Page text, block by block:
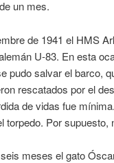
un mes.
de 1941 el HMS
U-83. En esta
pudo salvar el barco,
rescatados por el
de vidas fue
torpedo. Por supuesto,
meses el gato